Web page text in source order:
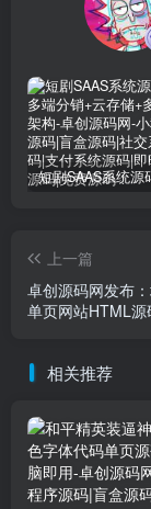
上一篇
卓创源码网发布
单页网站HTML源
相关推荐